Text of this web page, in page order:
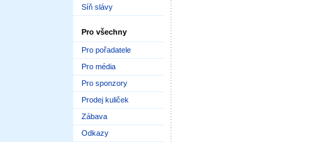
Síň slávy
Pro všechny
Pro pořadatele
Pro média
Pro sponzory
Prodej kuliček
Zábava
Odkazy